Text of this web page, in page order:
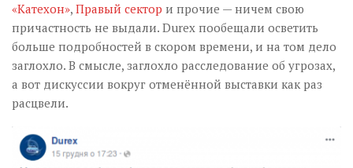
«Катехон», Правый сектор и прочие — ничем свою
причастность не выдали. Durex пообещали осветить
больше подробностей в скором времени, и на том дело
заглохло. В смысле, заглохло расследование об угрозах,
а вот дискуссии вокруг отменённой выставки как раз
расцвели.